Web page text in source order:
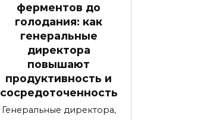
ферментов до
голодания: как
генеральные
директора
повышают
продуктивность и
сосредоточенность
Генеральные директора,